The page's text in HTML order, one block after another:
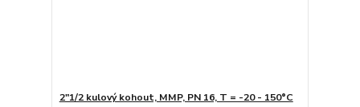
2"1/2 kulový kohout, MMP, PN 16, T = -20 - 150°C